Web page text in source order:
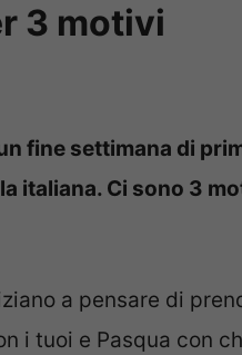
3 motivi
fine settimana di
italiana. Ci sono 3
a pensare di
i tuoi e Pasqua con